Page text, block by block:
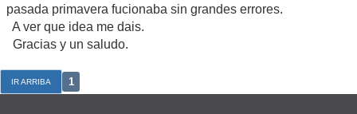
pasada primavera fucionaba sin grandes errores.
A ver que idea me dais.
Gracias y un saludo.
IR ARRIBA 1